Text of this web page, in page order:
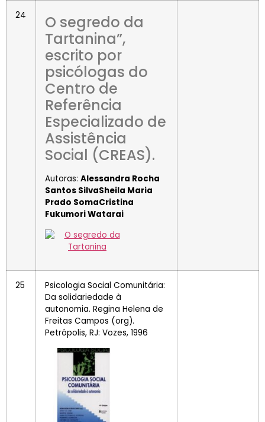
24
O segredo da
Tartanina”,
escrito por
psicólogas do
Centro de
Referência
Especializado de
Assistência
Social (CREAS).
Autoras: Alessandra Rocha
Santos SilvaSheila Maria
Prado SomaCristina
Fukumori Watarai
25
Psicologia Social Comunitária:
Da solidariedade à
autonomia. Regina Helena de
Freitas Campos (org).
Petrópolis, RJ: Vozes, 1996